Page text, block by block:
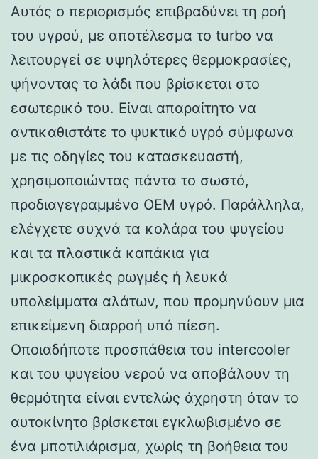
Αυτός ο περιορισμός επιβραδύνει τη ροή
του υγρού, με αποτέλεσμα το turbo να
λειτουργεί σε υψηλότερες θερμοκρασίες,
ψήνοντας το λάδι που βρίσκεται στο
εσωτερικό του. Είναι απαραίτητο να
αντικαθιστάτε το ψυκτικό υγρό σύμφωνα
με τις οδηγίες του κατασκευαστή,
χρησιμοποιώντας πάντα το σωστό,
προδιαγεγραμμένο OEM υγρό. Παράλληλα,
ελέγχετε συχνά τα κολάρα του ψυγείου
και τα πλαστικά καπάκια για
μικροσκοπικές ρωγμές ή λευκά
υπολείμματα αλάτων, που προμηνύουν μια
επικείμενη διαρροή υπό πίεση.
Οποιαδήποτε προσπάθεια του intercooler
και του ψυγείου νερού να αποβάλουν τη
θερμότητα είναι εντελώς άχρηστη όταν το
αυτοκίνητο βρίσκεται εγκλωβισμένο σε
ένα μποτιλιάρισμα, χωρίς τη βοήθεια του